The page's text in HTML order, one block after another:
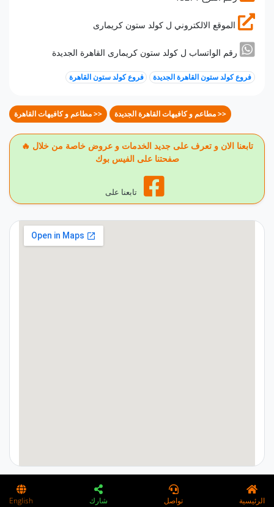
فروع كولد ستون القاهرة فروع كولد ستون القاهرة الجديدة
مطاعم و كافيهات القاهرة >> مطاعم و كافيهات القاهرة الجديدة >>
🔥 تابعنا الان و تعرف على جديد الخدمات و عروض خاصة من خلال
صفحتنا على الفيس بوك
تابعنا على
google maps on webpage
الرئيسية تواصل شارك English